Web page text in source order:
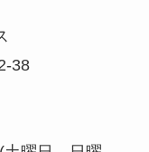
38